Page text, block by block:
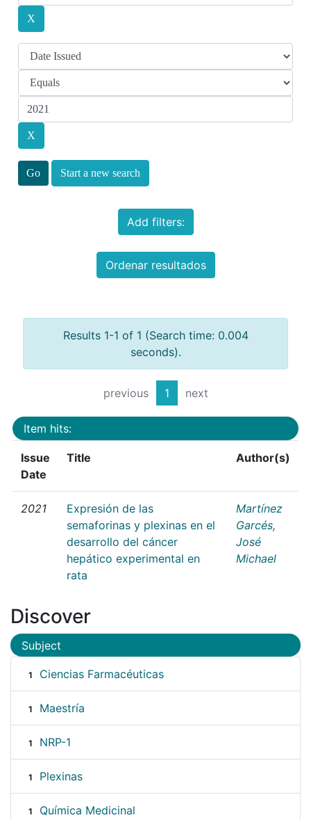
Start a new search
Add filters:
Ordenar resultados
Results 1-1 of 1 (Search time: 0.004
seconds).
previous 1 next
Item hits:
Issue
Date
Title Author(s)
2021
Expresión de las
semaforinas y plexinas en el
desarrollo del cáncer
hepático experimental en
rata
Martínez
Garcés,
José
Michael
Discover
Subject
1 Ciencias Farmacéuticas
1 Maestría
1 NRP-1
1 Plexinas
1 Química Medicinal